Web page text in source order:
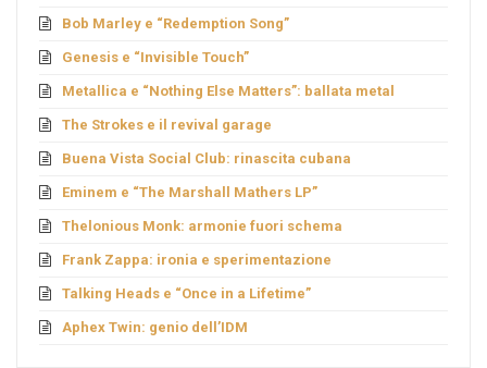
Bob Marley e “Redemption Song”
Genesis e “Invisible Touch”
Metallica e “Nothing Else Matters”: ballata metal
The Strokes e il revival garage
Buena Vista Social Club: rinascita cubana
Eminem e “The Marshall Mathers LP”
Thelonious Monk: armonie fuori schema
Frank Zappa: ironia e sperimentazione
Talking Heads e “Once in a Lifetime”
Aphex Twin: genio dell’IDM